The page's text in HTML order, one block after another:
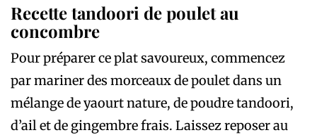
Recette tandoori de poulet au
concombre
Pour préparer ce plat savoureux, commencez
par mariner des morceaux de poulet dans un
mélange de yaourt nature, de poudre tandoori,
d’ail et de gingembre frais. Laissez reposer au